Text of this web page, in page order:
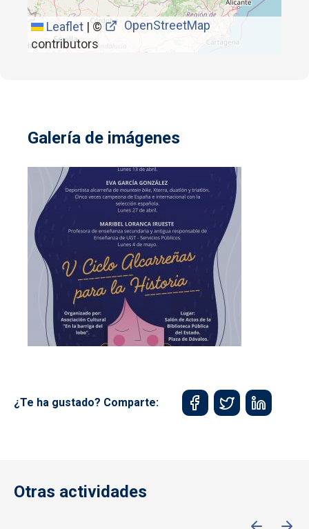
Leaflet |©
OpenStreetMap
contributors
Galería de imágenes
¿Te ha gustado? Comparte:
Otras actividades